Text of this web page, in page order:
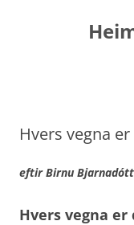
Hvers vegna
eftir Birnu
Hvers vegna